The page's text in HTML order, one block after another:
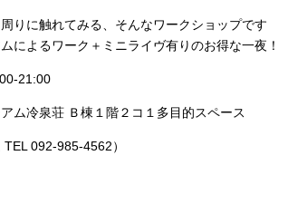
りに触れてみる、そんなワークショップです
によるワーク＋ミニライヴ有りのお得な一夜！
21:00
ム冷泉荘 Ｂ棟１階２コ１多目的スペース
092-985-4562）